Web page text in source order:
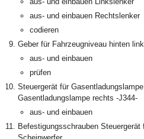
aus- und einbauen Rechtslenker
codieren
Geber für Fahrzeugniveau hinten
aus- und einbauen
prüfen
Steuergerät für
Gasentladungslampe rechts -J344-
aus- und einbauen
Befestigungsschrauben